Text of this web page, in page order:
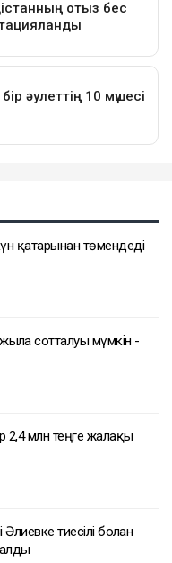
қатарынан төмендеді
сотталуы мүмкін -
2,4 млн теңге жалақы
тиесілі болған